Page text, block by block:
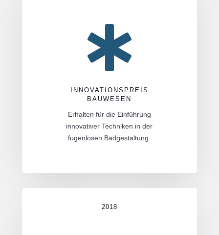

INNOVATIONSPREIS
BAUWESEN
Erhalten für die Einführung
innovativer Techniken in der
fugenlosen Badgestaltung.
2018